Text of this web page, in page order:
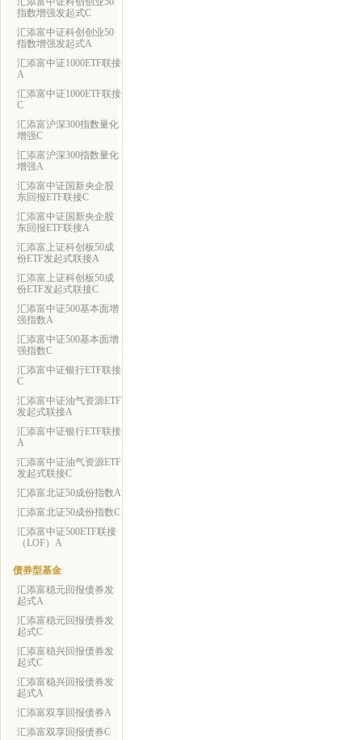
指数增强发起式C
汇添富中证科创创业50
指数增强发起式A
汇添富中证1000ETF联接
A
汇添富中证1000ETF联接
C
汇添富沪深300指数量化
增强C
汇添富沪深300指数量化
增强A
汇添富中证国新央企股
东回报ETF联接C
汇添富中证国新央企股
东回报ETF联接A
汇添富上证科创板50成
份ETF发起式联接A
汇添富上证科创板50成
份ETF发起式联接C
汇添富中证500基本面增
强指数A
汇添富中证500基本面增
强指数C
汇添富中证银行ETF联接
C
汇添富中证油气资源ETF
发起式联接A
汇添富中证银行ETF联接
A
汇添富中证油气资源ETF
发起式联接C
汇添富北证50成份指数A
汇添富北证50成份指数C
汇添富中证500ETF联接
（LOF）A
债券型基金
汇添富稳元回报债券发
起式A
汇添富稳元回报债券发
起式C
汇添富稳兴回报债券发
起式C
汇添富稳兴回报债券发
起式A
汇添富双享回报债券A
汇添富双享回报债券C